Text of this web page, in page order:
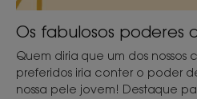
Os fabulosos poderes
Quem diria que um dos nossos
preferidos iria conter o poder
nossa pele jovem! Destaque